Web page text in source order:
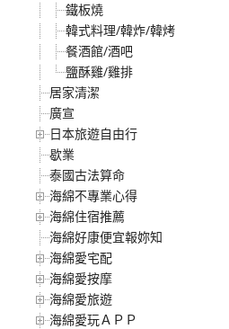
鐵板燒
韓式料理/韓炸/韓烤
餐酒館/酒吧
鹽酥雞/雞排
居家清潔
廣宣
日本旅遊自由行
歇業
泰國古法算命
海綿不專業心得
海綿住宿推薦
海綿好康便宜報妳知
海綿愛宅配
海綿愛按摩
海綿愛旅遊
海綿愛玩ＡＰＰ